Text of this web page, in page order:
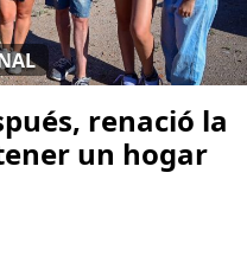
renació la
un hogar